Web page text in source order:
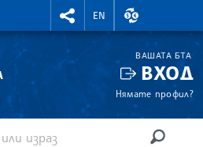
RIGHTMENU.SOCIAL
EN
ВАЛУТНИ
ВАШАТА БТА
ВХОД
Нямате профил?